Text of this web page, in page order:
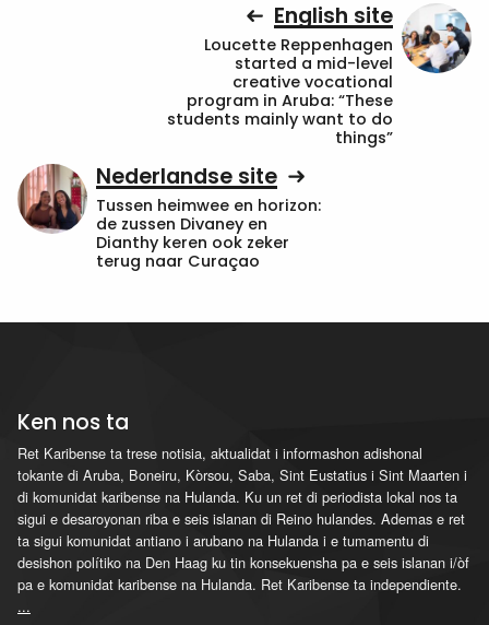
English site
Loucette Reppenhagen
started a mid-level
creative vocational
program in Aruba: “These
students mainly want to do
things”
Nederlandse site
Tussen heimwee en horizon:
de zussen Divaney en
Dianthy keren ook zeker
terug naar Curaçao
Ken nos ta
Ret Karibense ta trese notisia, aktualidat i informashon adishonal
tokante di Aruba, Boneiru, Kòrsou, Saba, Sint Eustatius i Sint Maarten i
di komunidat karibense na Hulanda. Ku un ret di periodista lokal nos ta
sigui e desaroyonan riba e seis islanan di Reino hulandes. Ademas e ret
ta sigui komunidat antiano i arubano na Hulanda i e tumamentu di
desishon polítiko na Den Haag ku tin konsekuensha pa e seis islanan i/òf
pa e komunidat karibense na Hulanda. Ret Karibense ta independiente.
...